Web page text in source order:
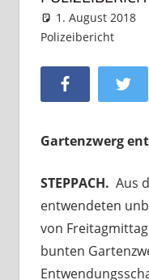
1. August 2018
Polizeibericht
Facebook
Gartenzwerg
STEPPACH. Aus
entwendeten
von
bunten